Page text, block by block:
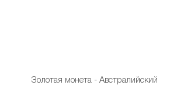
Золотая монета - Австралийский